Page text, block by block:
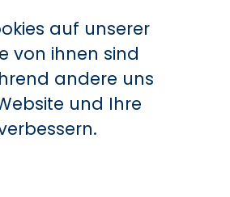
auf unserer
von ihnen sind
andere uns
und Ihre